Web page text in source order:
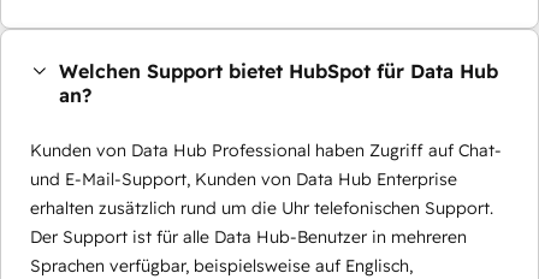
Welchen Support bietet HubSpot für Data Hub
an?
Kunden von Data Hub Professional haben Zugriff auf Chat-
und E-Mail-Support, Kunden von Data Hub Enterprise
erhalten zusätzlich rund um die Uhr telefonischen Support.
Der Support ist für alle Data Hub-Benutzer in mehreren
Sprachen verfügbar, beispielsweise auf Englisch,